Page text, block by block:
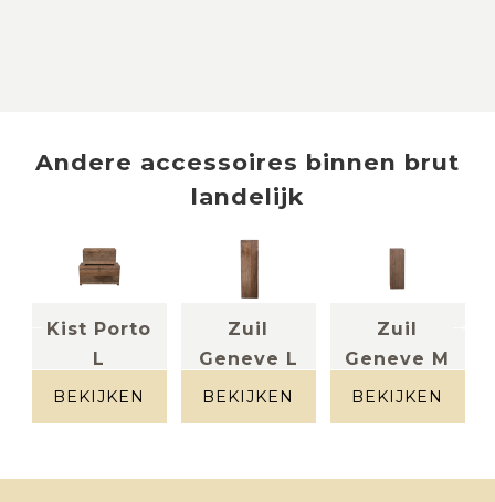
Andere accessoires binnen brut
landelijk
Kist Porto
L
BEKIJKEN
Zuil
Geneve L
BEKIJKEN
Zuil
Geneve M
BEKIJKEN